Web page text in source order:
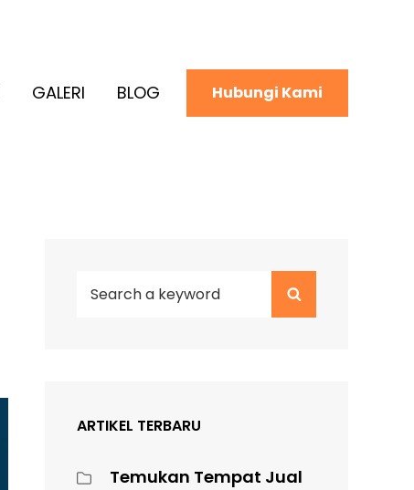
GALERI BLOG Hubungi Kami
Search
ARTIKEL TERBARU
Temukan Tempat Jual